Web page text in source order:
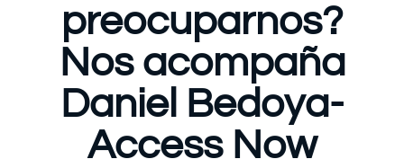
preocuparnos?
Nos acompaña
Daniel Bedoya-
Access Now